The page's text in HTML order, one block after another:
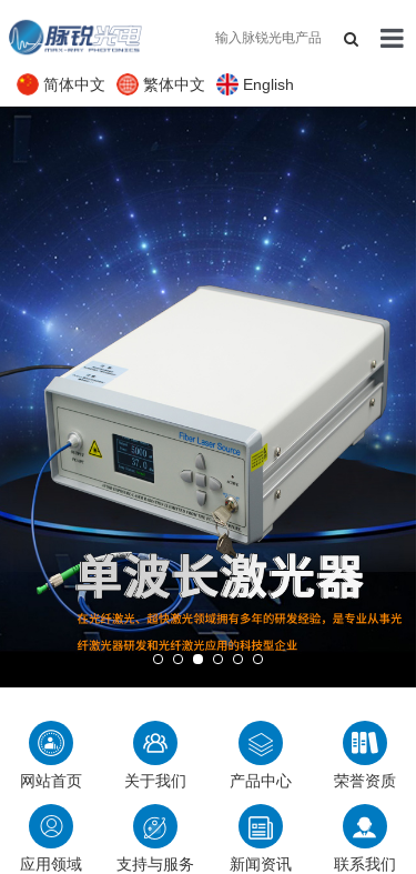
简体中文 繁体中文 English
网站首页 关于我们 产品中心 荣誉资质
应用领域 支持与服务 新闻资讯 联系我们